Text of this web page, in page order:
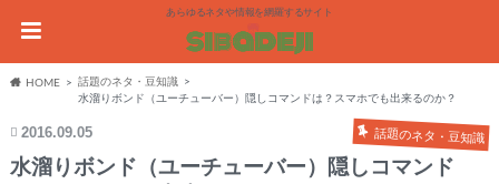
あらゆるネタや情報を網羅するサイト
HOME
話題のネタ・豆知識
水溜りボンド（ユーチューバー）隠しコマンドは？スマホでも出来るのか？
2016.09.05 話題のネタ・豆知識
水溜りボンド（ユーチューバー）隠しコマンド